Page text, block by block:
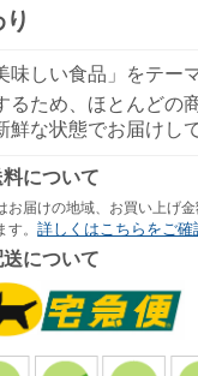
しい食品」をテー
ため、ほとんど
な状態でお届けし
について
お届けの地域、お買い上げ金
す。詳しくはこちらをご確
について